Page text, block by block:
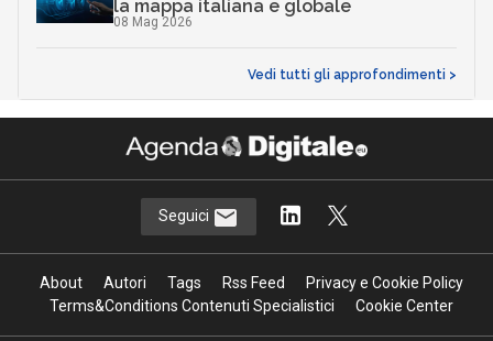
la mappa italiana e globale
08 Mag 2026
Vedi tutti gli approfondimenti >
Seguici
About Autori Tags Rss Feed
Privacy e Cookie Policy
Terms&Conditions Contenuti Specialistici
Cookie Center